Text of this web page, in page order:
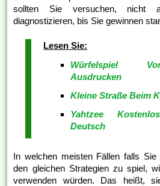
sollten Sie versuchen, nicht
diagnostizieren, bis Sie gewinnen
Lesen Sie:
Würfelspiel
Ausdrucken
Kleine Straße Beim
Yahtzee
Deutsch
In welchen meisten Fällen falls
den gleichen Strategien zu spiel,
verwenden würden. Das heißt,